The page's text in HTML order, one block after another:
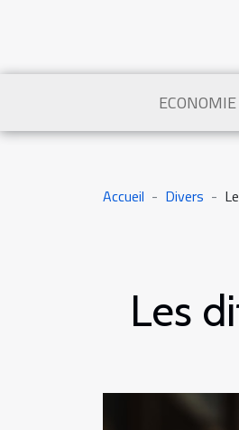
ECONOMIE
Accueil Divers
Les